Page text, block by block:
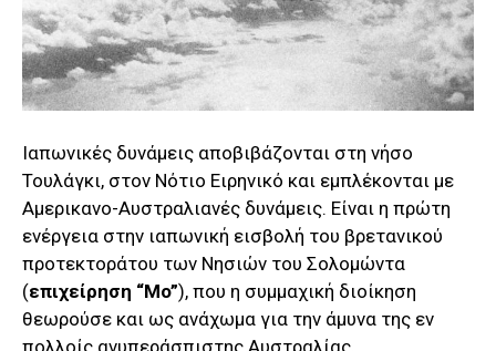
Ιαπωνικές δυνάμεις αποβιβάζονται στη νήσο
Τουλάγκι, στον Νότιο Ειρηνικό και εμπλέκονται με
Αμερικανο-Αυστραλιανές δυνάμεις. Είναι η πρώτη
ενέργεια στην ιαπωνική εισβολή του βρετανικού
προτεκτοράτου των Νησιών του Σολομώντα
(επιχείρηση “Mo”), που η συμμαχική διοίκηση
θεωρούσε και ως ανάχωμα για την άμυνα της εν
πολλοίς ανυπεράσπιστης Αυστραλίας.